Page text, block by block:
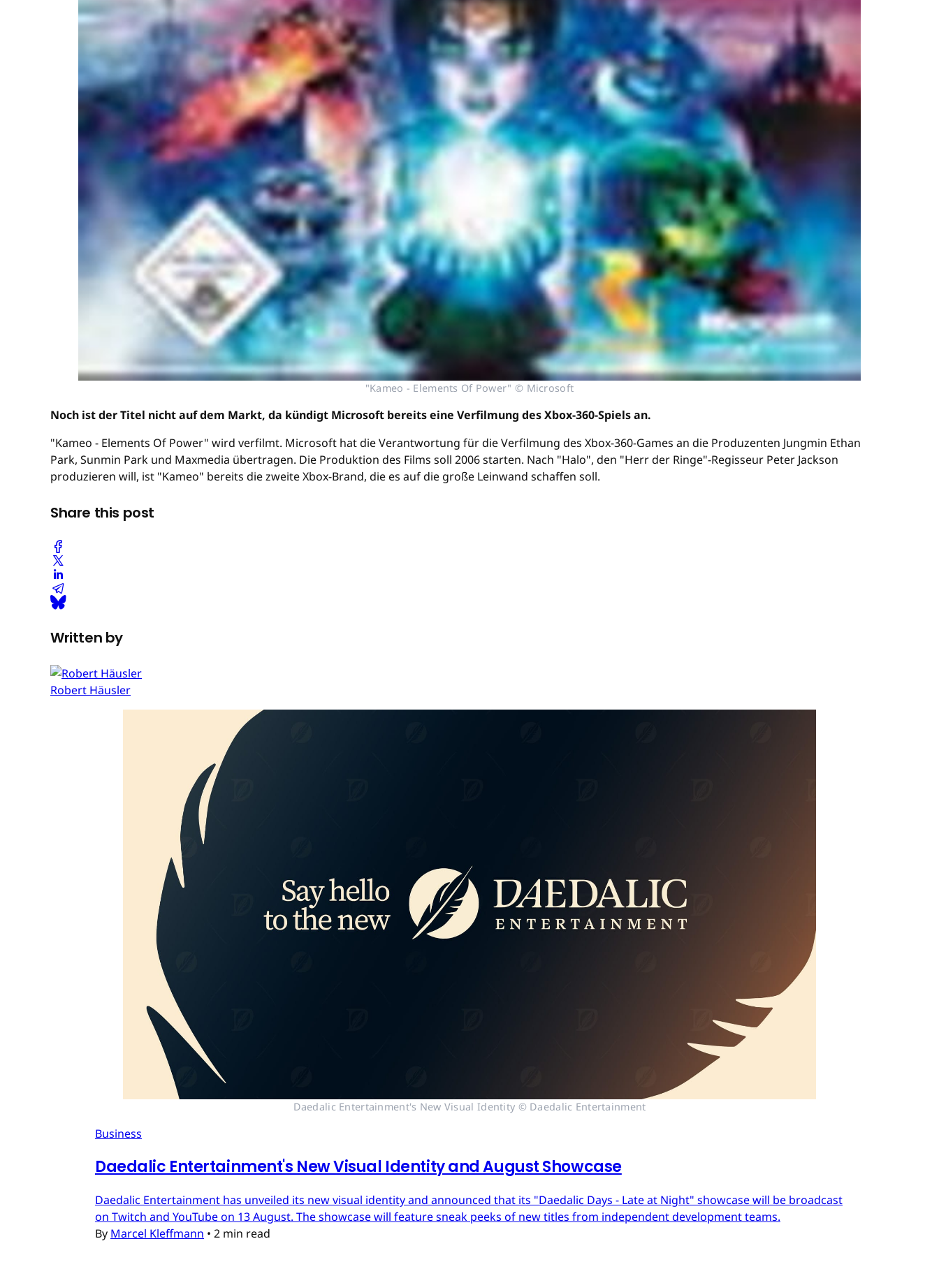
"Kameo - Elements Of Power" © Microsoft
Noch ist der Titel nicht auf dem Markt, da kündigt Microsoft bereits eine Verfilmung des Xbox-360-Spiels an.
"Kameo - Elements Of Power" wird verfilmt. Microsoft hat die Verantwortung für die Verfilmung des Xbox-360-Games an die Produzenten Jungmin Ethan
Park, Sunmin Park und Maxmedia übertragen. Die Produktion des Films soll 2006 starten. Nach "Halo", den "Herr der Ringe"-Regisseur Peter Jackson
produzieren will, ist "Kameo" bereits die zweite Xbox-Brand, die es auf die große Leinwand schaffen soll.
Share this post
Written by
Robert Häusler
Daedalic Entertainment's New Visual Identity © Daedalic Entertainment
Business
Daedalic Entertainment's New Visual Identity and August Showcase
Daedalic Entertainment has unveiled its new visual identity and announced that its "Daedalic Days - Late at Night" showcase will be broadcast
on Twitch and YouTube on 13 August. The showcase will feature sneak peeks of new titles from independent development teams.
By Marcel Kleffmann • 2 min read